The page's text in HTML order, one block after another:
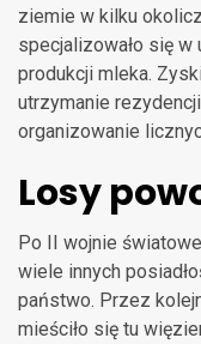
ziemie w kilku
specjalizowało się
produkcji mleka.
utrzymanie
organizowanie
Losy
Po II wojnie
wiele innych
państwo. Przez
mieściło się tu